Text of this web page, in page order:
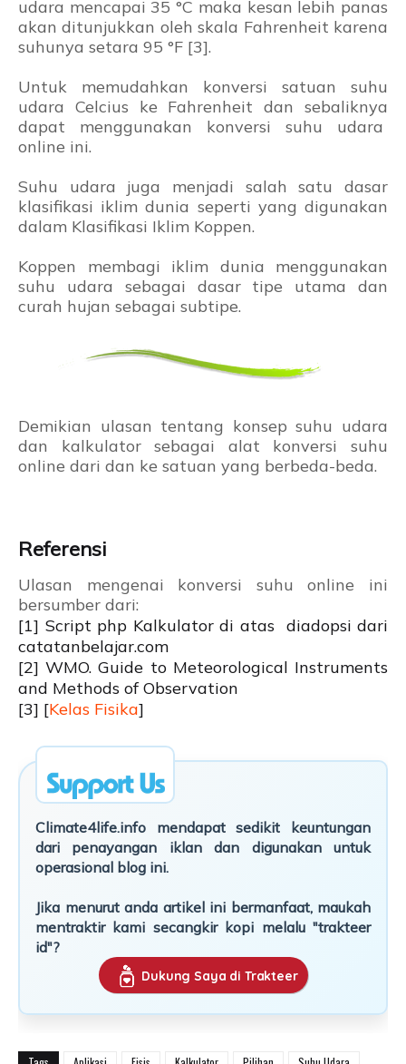
udara mencapai 35 °C maka kesan lebih panas
akan ditunjukkan oleh skala Fahrenheit karena
suhunya setara 95 °F [3].
Untuk memudahkan konversi satuan suhu
udara Celcius ke Fahrenheit dan sebaliknya
dapat menggunakan konversi suhu udara
online ini.
Suhu udara juga menjadi salah satu dasar
klasifikasi iklim dunia seperti yang digunakan
dalam Klasifikasi Iklim Koppen.
Koppen membagi iklim dunia menggunakan
suhu udara sebagai dasar tipe utama dan
curah hujan sebagai subtipe.
Demikian ulasan tentang konsep suhu udara
dan kalkulator sebagai alat konversi suhu
online dari dan ke satuan yang berbeda-beda.
Referensi
Ulasan mengenai konversi suhu online ini
bersumber dari:
[1] Script php Kalkulator di atas diadopsi dari
catatanbelajar.com
[2] WMO. Guide to Meteorological Instruments
and Methods of Observation
[3] [Kelas Fisika]
Climate4life.info mendapat sedikit keuntungan
dari penayangan iklan dan digunakan untuk
operasional blog ini.
Jika menurut anda artikel ini bermanfaat, maukah
mentraktir kami secangkir kopi melalu "trakteer
id"?
Dukung Saya di Trakteer